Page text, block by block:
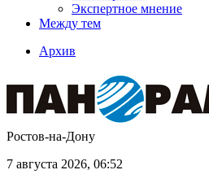
Экспертное мнение
Между тем
Архив
Ростов-на-Дону
7 августа 2026, 06:52